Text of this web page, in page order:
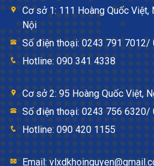
Cơ sở 1: 111 Hoàng Quốc Việt,
Nội
Số điện thoại: 0243 791 7012/
Hotline: 090 341 4338
Cơ sở 2: 95 Hoàng Quốc Việt,
Số điện thoại: 0243 756 6320/
Hotline: 090 420 1155
Email: